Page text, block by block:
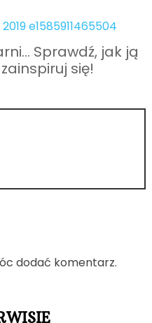
Sprawdź, jak ją
się!
dodać komentarz.